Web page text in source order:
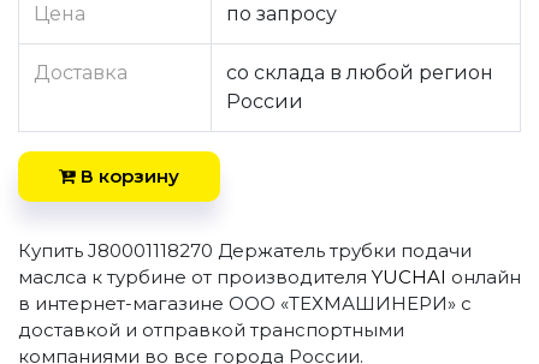
Цена по запросу
Доставка
со склада в любой регион
России
В корзину
Купить J80001118270 Держатель трубки подачи
маслса к турбине от производителя YUCHAI онлайн
в интернет-магазине ООО «ТЕХМАШИНЕРИ» с
доставкой и отправкой транспортными
компаниями во все города России.